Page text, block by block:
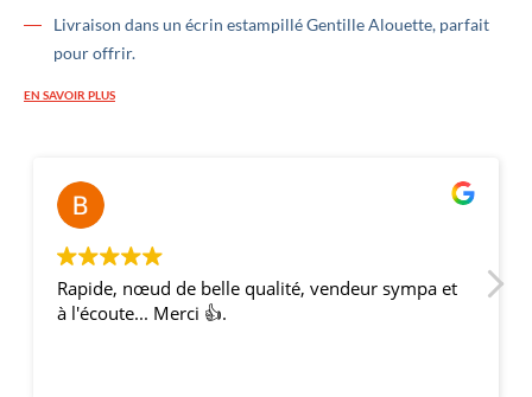
Livraison dans un écrin estampillé Gentille Alouette, parfait
pour offrir.
EN SAVOIR PLUS
Rapide, nœud de belle qualité, vendeur sympa et
à l'écoute... Merci 👍.